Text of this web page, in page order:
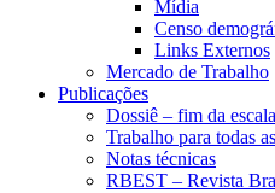
Mídia
Censo
Links Externos
Mercado de Trabalho
Publicações
Dossiê – fim da
Trabalho para todas
Notas técnicas
RBEST – Revista